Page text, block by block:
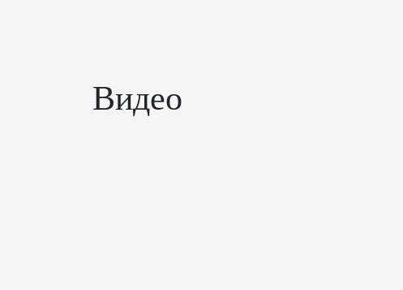
Видео